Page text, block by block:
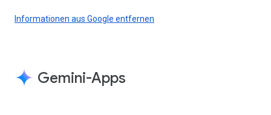
Informationen aus Google entfernen
Gemini-Apps